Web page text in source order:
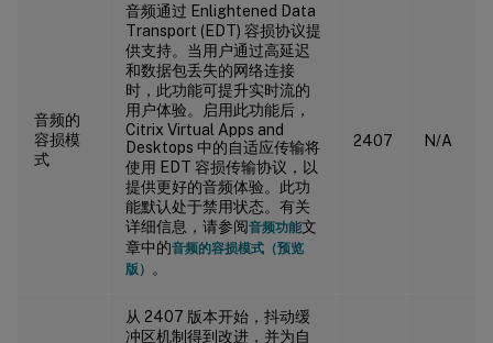
音频的
容损模
式
音频通过 Enlightened Data
Transport (EDT) 容损协议提
供支持。当用户通过高延迟
和数据包丢失的网络连接
时，此功能可提升实时流的
用户体验。启用此功能后，
Citrix Virtual Apps and
Desktops 中的自适应传输将
使用 EDT 容损传输协议，以
提供更好的音频体验。此功
能默认处于禁用状态。有关
详细信息，请参阅音频功能文
章中的音频的容损模式（预览
版）
。
2407 N/A
从 2407 版本开始，抖动缓
冲区机制得到改进，并为自